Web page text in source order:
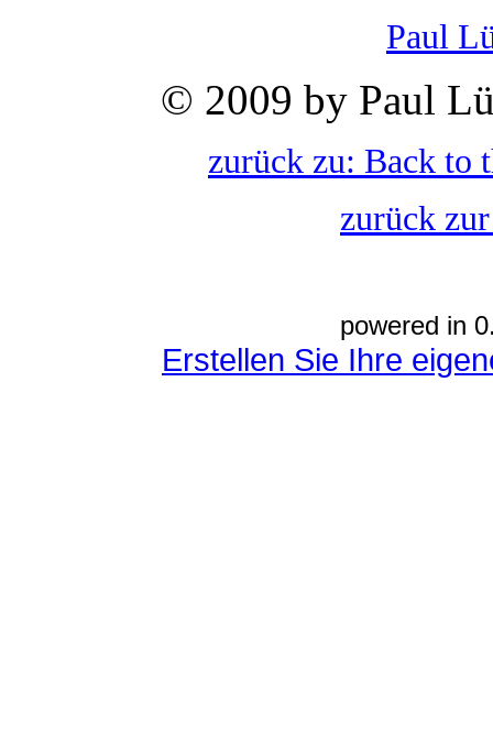
Paul
© 2009 by Paul
zurück zu: Back to
zurück
powered in
Erstellen Sie Ihre